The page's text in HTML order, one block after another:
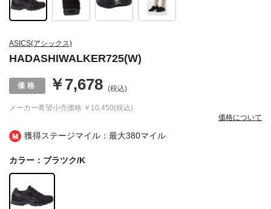
獲得ステージマイル：最大380マイル
ASICS(アシックス)
HADASHIWALKER725(W)
メーカー希望小売価格 ￥10,450(税込)
￥7,678 (税込)
価格について
カラー：ブラツク/K